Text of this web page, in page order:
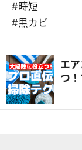
#時短
#黒カビ
エア
つ